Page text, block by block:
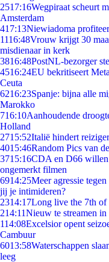
2517:16Wegpiraat scheurt
Amsterdam
417:13Niewiadoma
1116:48Vrouw krijgt 30
misdienaar in kerk
3816:48PostNL-bezorger
4516:24EU bekritiseert
Ceuta
6216:23Spanje: bijna alle
Marokko
716:10Aanhoudende
Holland
2715:52Italië hindert
4015:46Random Pics van
3715:16CDA en D66 willen
ongemerkt filmen
6914:25Meer agressie
jij je intimideren?
2314:17Long live the 7th of
214:11Nieuw te streamen in
114:08Excelsior opent
Cambuur
6013:58Waterschappen
leeg